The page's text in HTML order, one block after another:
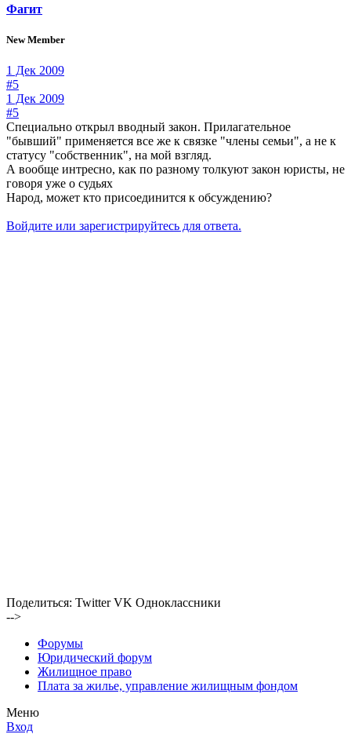
Фагит
New Member
1 Дек 2009
#5
1 Дек 2009
#5
Специально открыл вводный закон. Прилагательное
"бывший" применяется все же к связке "члены семьи", а не к
статусу "собственник", на мой взгляд.
А вообще интресно, как по разному толкуют закон юристы, не
говоря уже о судьях
Народ, может кто присоединится к обсуждению?
Войдите или зарегистрируйтесь для ответа.
Поделиться: Twitter VK Одноклассники
-->
Форумы
Юридический форум
Жилищное право
Плата за жилье, управление жилищным фондом
Меню
Вход